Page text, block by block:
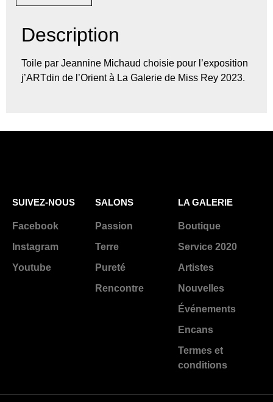
Description
Toile par Jeannine Michaud choisie pour l’exposition
j’ARTdin de l’Orient à La Galerie de Miss Rey 2023.
SUIVEZ-NOUS
Facebook
Instagram
Youtube
SALONS
Passion
Terre
Pureté
Rencontre
LA GALERIE
Boutique
Service 2020
Artistes
Nouvelles
Événements
Encans
Termes et
conditions